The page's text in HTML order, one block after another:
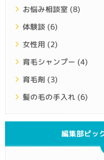
お悩み相談室 (8)
体験談 (6)
女性用 (2)
育毛シャンプー (4)
育毛剤 (3)
髪の毛の手入れ (6)
編集部ピッ